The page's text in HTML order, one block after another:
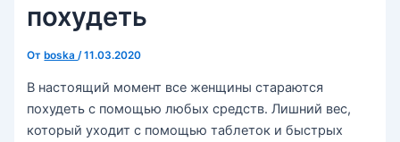
похудеть
От boska/11.03.2020
В настоящий момент все женщины стараются
похудеть с помощью любых средств. Лишний вес,
который уходит с помощью таблеток и быстрых